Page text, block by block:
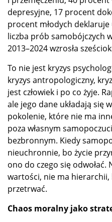
depresyjne, 17 procent
procent młodych
liczba prób samobójczych
2013–2024 wzrosła
To nie jest kryzys
kryzys antropologiczny,
jest człowiek i po co żyje.
ale jego dane układają się
pokolenie, które nie ma
poza własnym
bezbronnym. Kiedy
nieuchronnie, bo życie
ono do czego się odwołać.
wartości, nie ma hierarchii,
przetrwać.
Chaos moralny jako